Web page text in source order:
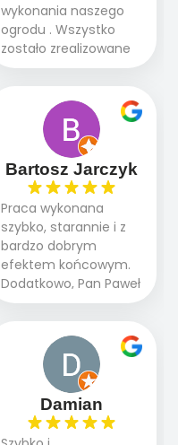
wykonania naszego
ogrodu . Wszystko
zostało zrealizowane
fachowo, rzetelnie i
oczekiwaniami. Prace
przebiegały sprawnie
dzięki temu,że firma
działa kompleksowo :
ogrodnictwo,nawodnienie,
brukarstwo.Efekt
końcowy przerósł
nasze oczekiwania.
Polecamy tę firmę
wszystkim , którzy
marzą o pięknym
Bartosz Jarczyk
Praca wykonana
szybko, starannie i z
bardzo dobrym
efektem końcowym.
Dodatkowo, Pan Paweł
chętnie udziela porad
Damian